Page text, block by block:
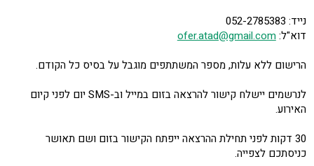
נייד: 052-2785383
דוא"ל:ofer.atad@gmail.com
הרישום ללא עלות, מספר המשתתפים מוגבל על בסיס כל הקודם.
לנרשמים יישלח קישור להרצאה בזום במייל וב-SMS יום לפני קיום
האירוע.
30 דקות לפני תחילת ההרצאה ייפתח הקישור בזום ושם תאושר
כניסתכם לצפייה.